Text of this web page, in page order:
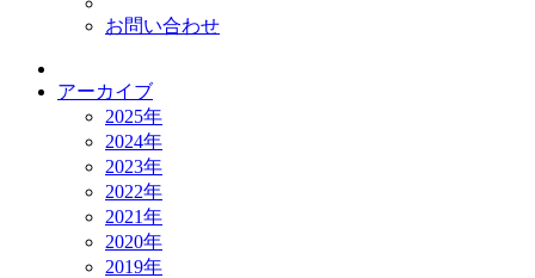
お問い合わせ
アーカイブ
2025年
2024年
2023年
2022年
2021年
2020年
2019年